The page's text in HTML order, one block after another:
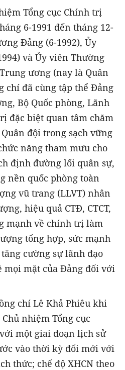
Tổng cục Chính trị
6-1991 đến tháng 12-
Đảng (6-1992), Ủy
và Ủy viên Thường
ương (nay là Quân
chí đã cùng tập thể Đảng
Bộ Quốc phòng, Lãnh
đặc biệt quan tâm chăm
đội trong sạch vững
năng tham mưu cho
định đường lối quân sự,
nền quốc phòng toàn
vũ trang (LLVT) nhân
hiệu quả CTĐ, CTCT,
mạnh về chính trị làm
tổng hợp, sức mạnh
cường sự lãnh đạo
mọi mặt của Đảng đối với
chí Lê Khả Phiêu khi
nhiệm Tổng cục
một giai đoạn lịch sử
vào thời kỳ đổi mới với
thức; chế độ XHCN theo